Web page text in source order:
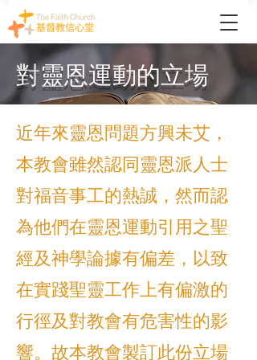
對靈恩運動的立場
近年來靈恩問題方興未艾，
本教會雖然認同靈恩派人士
對福音事工的熱誠，然而認
為他們在靈恩運動引用之聖
經及神學論據有偏差，以致
在實踐聖靈工作上有偏激的
行徑及對教會有危害性的影
響。故本教會製訂此份立場